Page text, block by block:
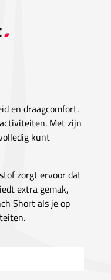
en draagcomfort.
Met zijn
kunt
zorgt ervoor dat
extra gemak,
Short als je op